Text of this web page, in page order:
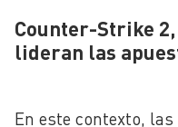
Counter-Strike
lideran las
En este contexto, las